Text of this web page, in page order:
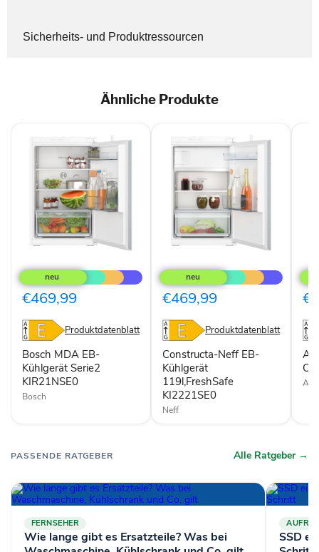
Sicherheits- und Produktressourcen
Ähnliche Produkte
MDA
EB-
Kühlgerät
Serie2
KIR21NSE0
€469,99
Produktdatenblatt
Bosch MDA EB-
Kühlgerät Serie2
KIR21NSE0
Bosch
Neff
EB-
Kühlgerät
119l,FreshSafe
KI2221SE0
€469,99
Produktdatenblatt
Constructa-Neff EB-
Kühlgerät
119l,FreshSafe
KI2221SE0
Neff
EB-
PASSENDE RATGEBER Alle Ratgeber →
FERNSEHER
Wie lange gibt es Ersatzteile? Was bei
SSD